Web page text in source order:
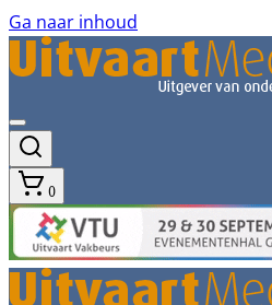
Ga naar inhoud
0